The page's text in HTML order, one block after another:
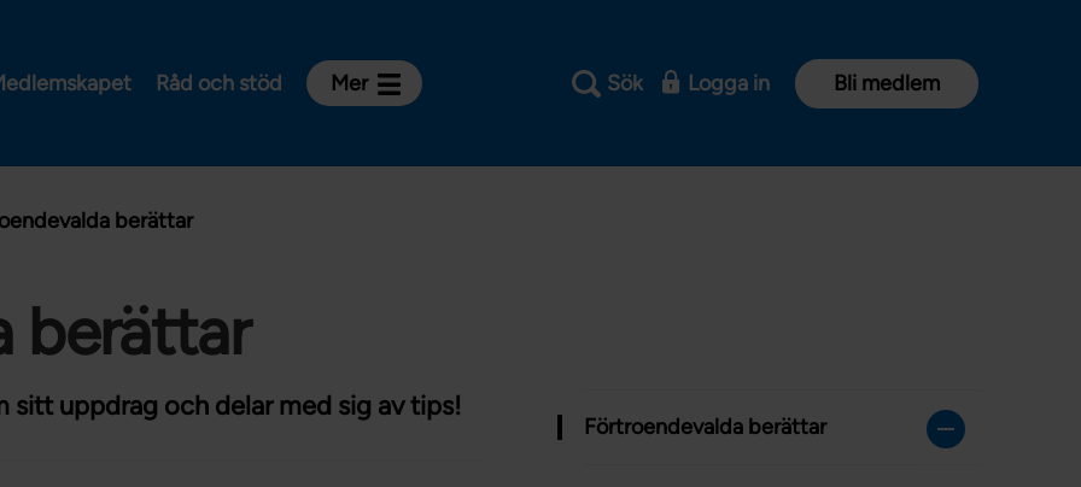
Råd och stöd Mer
Om Vårdförbundet
Aktiviteter och utbildningar
För dig som är:
Sjuksköterska
Sök Logga in Bli medlem
berättar
berättar
Förtroendevalda berättar
sitt uppdrag och delar med sig av tips!